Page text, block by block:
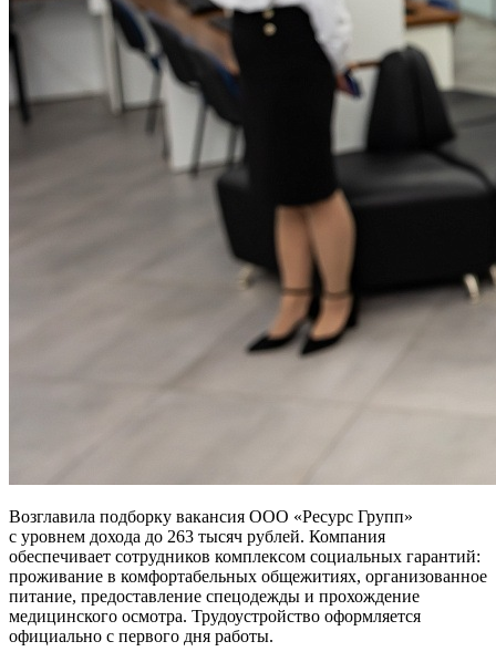
Возглавила подборку вакансия ООО «Ресурс Групп»
с уровнем дохода до 263 тысяч рублей. Компания
обеспечивает сотрудников комплексом социальных гарантий:
проживание в комфортабельных общежитиях, организованное
питание, предоставление спецодежды и прохождение
медицинского осмотра. Трудоустройство оформляется
официально с первого дня работы.